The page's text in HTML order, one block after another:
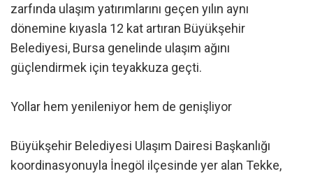
zarfında ulaşım yatırımlarını geçen yılın aynı
dönemine kıyasla 12 kat artıran Büyükşehir
Belediyesi, Bursa genelinde ulaşım ağını
güçlendirmek için teyakkuza geçti.
Yollar hem yenileniyor hem de genişliyor
Büyükşehir Belediyesi Ulaşım Dairesi Başkanlığı
koordinasyonuyla İnegöl ilçesinde yer alan Tekke,